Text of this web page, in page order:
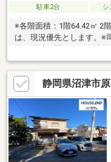
駐車2台
シ
※各階面積：1階64.42㎡ 2
は、現況優先とします。※
学の区域に関しては自治
静岡県沼津市